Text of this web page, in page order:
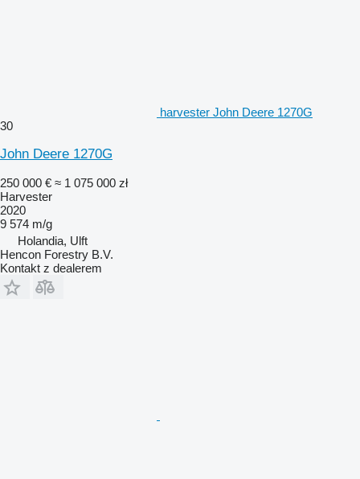
harvester John Deere 1270G
30
John Deere 1270G
250 000 € ≈ 1 075 000 zł
Harvester
2020
9 574 m/g
Holandia, Ulft
Hencon Forestry B.V.
Kontakt z dealerem